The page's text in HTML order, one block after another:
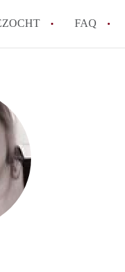
FAQ
HuurwoningAmersfoort!
het om te reageren op een
van
vragen